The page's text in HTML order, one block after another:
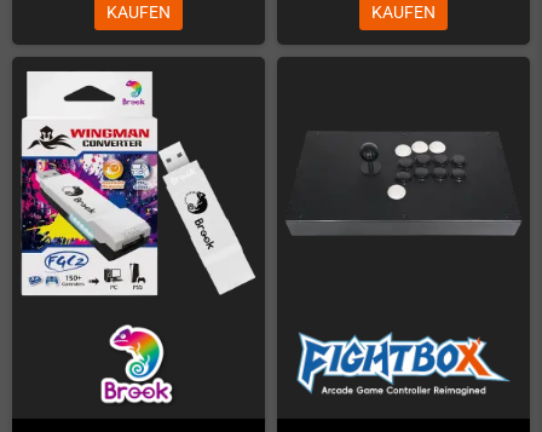
KAUFEN KAUFEN